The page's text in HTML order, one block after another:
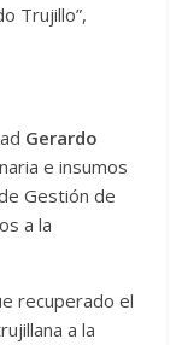
Trujillo”,
Gerardo
e insumos
Gestión de
a la
recuperado el
a la